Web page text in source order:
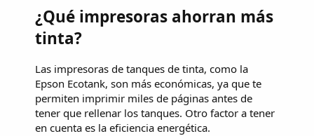
¿Qué impresoras ahorran más
tinta?
Las impresoras de tanques de tinta, como la
Epson Ecotank, son más económicas, ya que te
permiten imprimir miles de páginas antes de
tener que rellenar los tanques. Otro factor a tener
en cuenta es la eficiencia energética.